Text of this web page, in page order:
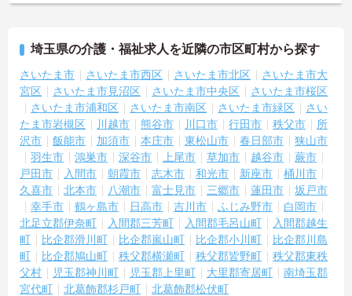
・業績と個人の評価により、 寸志とは別に特別報酬が支給されます
られます】
・有給休暇とは別に年間17日のリフレッシュ休暇があるため、心身
をリフレッシュできる環境です
・残業が少なく、ご家庭やプライベートな時間と両立しながら無理
なく働ける体制です
【身だしなみの自由度が高く、ご自身のスタイルでイキイキと活躍
できます】 ・髪色やネイル、ヒゲなどが原則自由となっており、個
性を大切にできます ・清潔感と節度を保ちながら、自分らしい働き
方が叶うストレスフリーな職場です
【手厚いサポート体制と多職種連携のもとで、安心して業務に取り
組めます】 ・毎朝のミーティングで情報共有を行っており、困った
時もすぐに相談・フォローが可能です ・職種を超えた連携が根付い
ている風通しの良い職場で、70歳までの再雇用制度のもと長く働け
ます
埼玉県の介護・福祉求人を近隣の市区町村から探す
さいたま市 さいたま市西区 さいたま市北区
さいたま市大
宮区
さいたま市見沼区 さいたま市中央区
さいたま市桜区
さいたま市浦和区
さいたま市南区 さいたま市緑区
さい
たま市岩槻区
川越市 熊谷市 川口市 行田市 秩父市
所
沢市
飯能市 加須市 本庄市 東松山市 春日部市
狭山市
羽生市
鴻巣市 深谷市 上尾市 草加市 越谷市
蕨市
戸田市
入間市 朝霞市 志木市 和光市 新座市
桶川市
久喜市
北本市 八潮市 富士見市 三郷市 蓮田市
坂戸市
幸手市
鶴ヶ島市 日高市 吉川市 ふじみ野市
白岡市
北足立郡伊奈町
入間郡三芳町 入間郡毛呂山町
入間郡越生
町
比企郡滑川町 比企郡嵐山町 比企郡小川町
比企郡川島
町
比企郡鳩山町 秩父郡横瀬町 秩父郡皆野町
秩父郡東秩
父村
児玉郡神川町 児玉郡上里町 大里郡寄居町
南埼玉郡
宮代町
北葛飾郡杉戸町 北葛飾郡松伏町